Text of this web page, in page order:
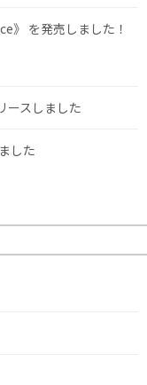
》 を発売しました！
ースしました
した